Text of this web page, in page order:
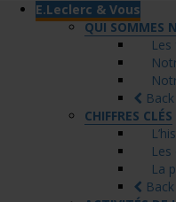
E.Leclerc & Vous
QUI SOMMES
Les
Back
CHIFFRES CLÉS
La
Back